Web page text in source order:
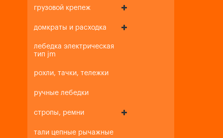
грузовой крепеж
домкраты и расходка
лебедка электрическая
тип jm
рохли, тачки, тележки
ручные лебедки
стропы, ремни
тали цепные рычажные